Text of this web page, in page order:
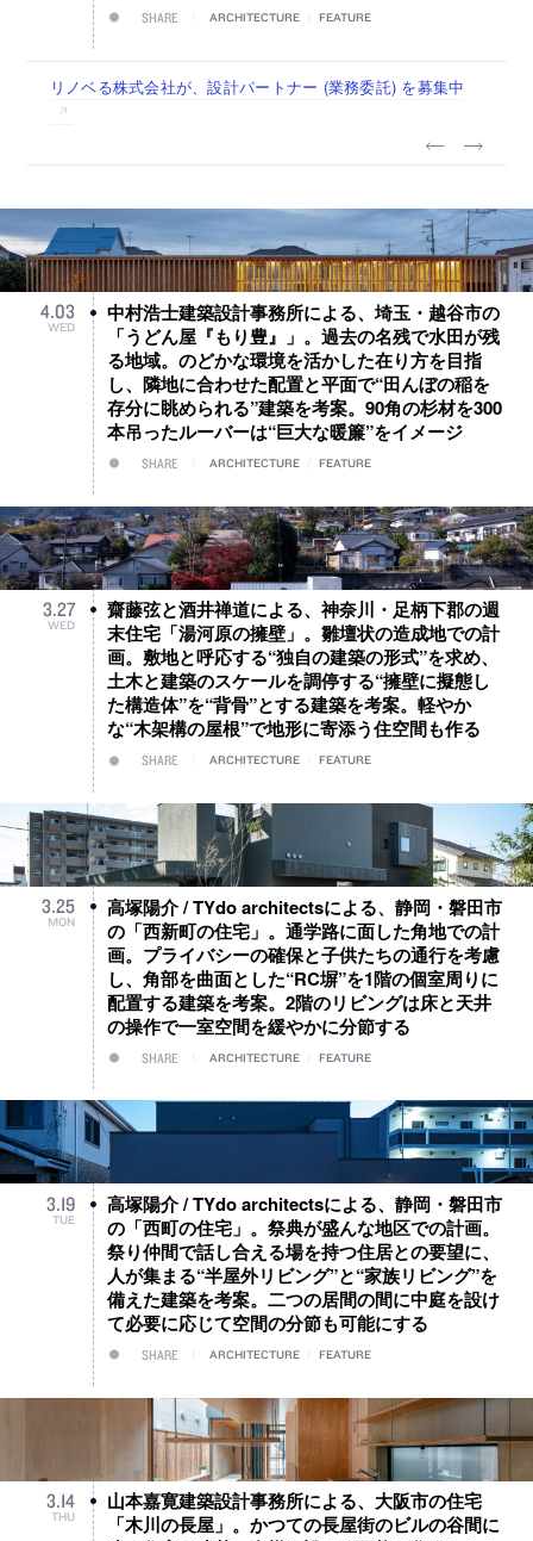
SHARE ARCHITECTURE FEATURE
古民家を軸に全国で“価値循環の仕組み”を作り、リモートワ
ーク主体の働き方を実践する「株式会社つぎと」が、設計ス
リノベる株式会社が、設計パートナー (業務委託) を募集中
社会への影響力のある建築を手掛け、スタッフ同士で助け合
う環境づくりも行う「E.A.S.T.architects」が、設計スタッフ
代官山を拠点に活動する「梅澤竜也 / ALA INC.」が、設計ス
タッフ・アルバイト・事務職を募集中
住宅や共同住宅などを手掛け、“合理的でシンプルなデザイ
ン”を志向する「PANDA：山本浩三建築設計事務所」が、設
4.03
WED
中村浩士建築設計事務所による、埼玉・越谷市の
「うどん屋『もり豊』」。過去の名残で水田が残
る地域。のどかな環境を活かした在り方を目指
し、隣地に合わせた配置と平面で“田んぼの稲を
存分に眺められる”建築を考案。90角の杉材を300
本吊ったルーバーは“巨大な暖簾”をイメージ
SHARE ARCHITECTURE FEATURE
3.27
WED
齋藤弦と酒井禅道による、神奈川・足柄下郡の週
末住宅「湯河原の擁壁」。雛壇状の造成地での計
画。敷地と呼応する“独自の建築の形式”を求め、
土木と建築のスケールを調停する“擁壁に擬態し
た構造体”を“背骨”とする建築を考案。軽やか
な“木架構の屋根”で地形に寄添う住空間も作る
SHARE ARCHITECTURE FEATURE
3.25
MON
高塚陽介 / TYdo architectsによる、静岡・磐田市
の「西新町の住宅」。通学路に面した角地での計
画。プライバシーの確保と子供たちの通行を考慮
し、角部を曲面とした“RC塀”を1階の個室周りに
配置する建築を考案。2階のリビングは床と天井
の操作で一室空間を緩やかに分節する
SHARE ARCHITECTURE FEATURE
3.19
TUE
高塚陽介 / TYdo architectsによる、静岡・磐田市
の「西町の住宅」。祭典が盛んな地区での計画。
祭り仲間で話し合える場を持つ住居との要望に、
人が集まる“半屋外リビング”と“家族リビング”を
備えた建築を考案。二つの居間の間に中庭を設け
て必要に応じて空間の分節も可能にする
SHARE ARCHITECTURE FEATURE
3.14
THU
山本嘉寛建築設計事務所による、大阪市の住宅
「木川の長屋」。かつての長屋街のビルの谷間に